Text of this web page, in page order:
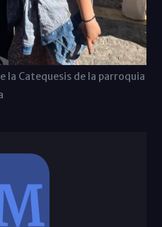
la Catequesis de la parroquia